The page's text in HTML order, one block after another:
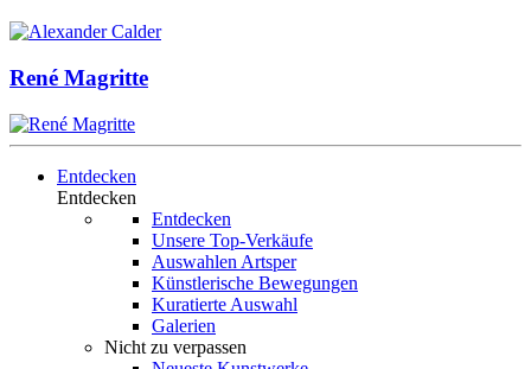
René Magritte
Entdecken
Entdecken
Entdecken
Unsere Top-Verkäufe
Auswahlen Artsper
Künstlerische Bewegungen
Kuratierte Auswahl
Galerien
Nicht zu verpassen